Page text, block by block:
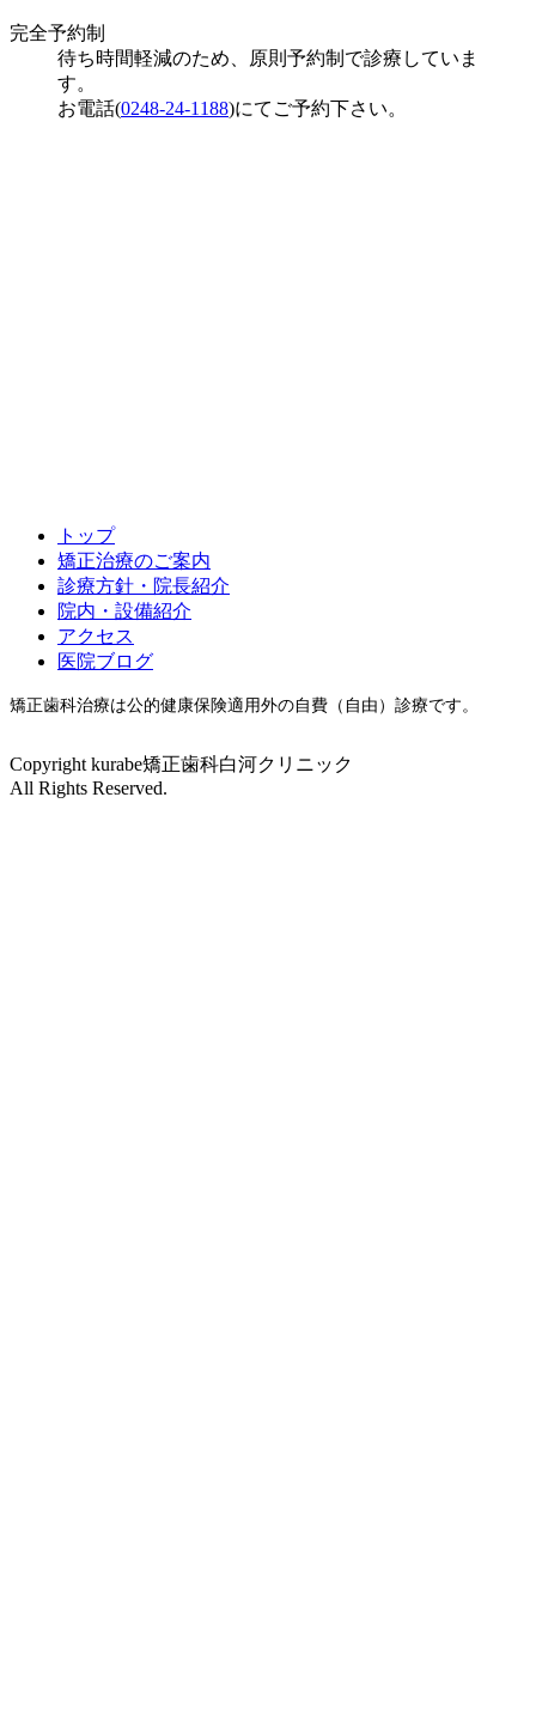
完全予約制
待ち時間軽減のため、原則予約制で診療していま
す。
お電話(0248-24-1188)にてご予約下さい。
トップ
矯正治療のご案内
診療方針・院長紹介
院内・設備紹介
アクセス
医院ブログ
矯正歯科治療は公的健康保険適用外の自費（自由）診療です。
Copyright kurabe矯正歯科白河クリニック
All Rights Reserved.